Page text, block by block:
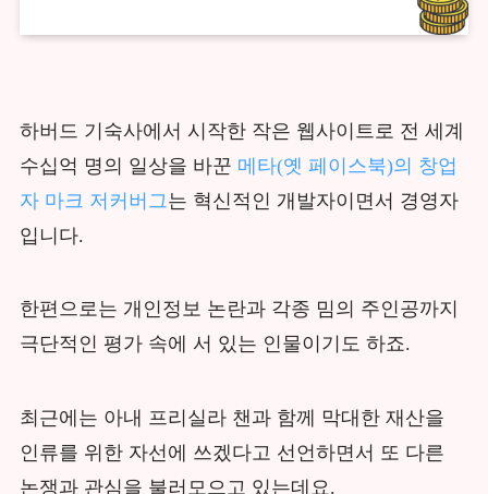
하버드 기숙사에서 시작한 작은 웹사이트로 전 세계
수십억 명의 일상을 바꾼 메타(옛 페이스북)의 창업
자 마크 저커버그 는 혁신적인 개발자이면서 경영자
입니다.
한편으로는 개인정보 논란과 각종 밈의 주인공까지
극단적인 평가 속에 서 있는 인물이기도 하죠.
최근에는 아내 프리실라 챈과 함께 막대한 재산을
인류를 위한 자선에 쓰겠다고 선언하면서 또 다른
논쟁과 관심을 불러모으고 있는데요.